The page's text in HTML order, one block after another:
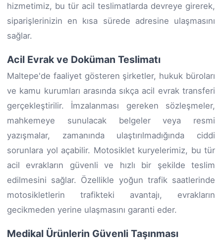
hizmetimiz, bu tür acil teslimatlarda devreye girerek,
siparişlerinizin en kısa sürede adresine ulaşmasını
sağlar.
Acil Evrak ve Doküman Teslimatı
Maltepe'de faaliyet gösteren şirketler, hukuk büroları
ve kamu kurumları arasında sıkça acil evrak transferi
gerçekleştirilir. İmzalanması gereken sözleşmeler,
mahkemeye sunulacak belgeler veya resmi
yazışmalar, zamanında ulaştırılmadığında ciddi
sorunlara yol açabilir. Motosiklet kuryelerimiz, bu tür
acil evrakların güvenli ve hızlı bir şekilde teslim
edilmesini sağlar. Özellikle yoğun trafik saatlerinde
motosikletlerin trafikteki avantajı, evrakların
gecikmeden yerine ulaşmasını garanti eder.
Medikal Ürünlerin Güvenli Taşınması